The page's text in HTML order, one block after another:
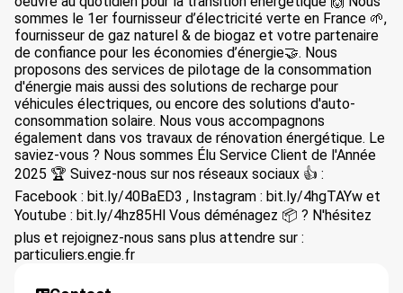
sommes le 1er fournisseur d’électricité verte en France 🌱,
fournisseur de gaz naturel & de biogaz et votre partenaire
de confiance pour les économies d’énergie🤝. Nous
proposons des services de pilotage de la consommation
d'énergie mais aussi des solutions de recharge pour
véhicules électriques, ou encore des solutions d'auto-
consommation solaire. Nous vous accompagnons
également dans vos travaux de rénovation énergétique. Le
saviez-vous ? Nous sommes Élu Service Client de l'Année
2025 🏆 Suivez-nous sur nos réseaux sociaux 👍 :
Facebook : bit.ly/40BaED3 , Instagram : bit.ly/4hgTAYw et
Youtube : bit.ly/4hz85Hl Vous déménagez 📦 ? N'hésitez
plus et rejoignez-nous sans plus attendre sur :
particuliers.engie.fr